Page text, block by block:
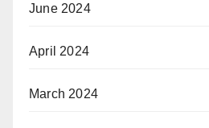
June 2024
April 2024
March 2024